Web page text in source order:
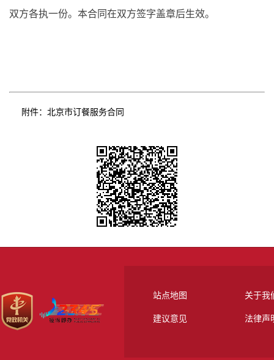
双方各执一份。本合同在双方签字盖章后生效。
附件： 北京市订餐服务合同
站点地图 关于我
建议意见 法律声